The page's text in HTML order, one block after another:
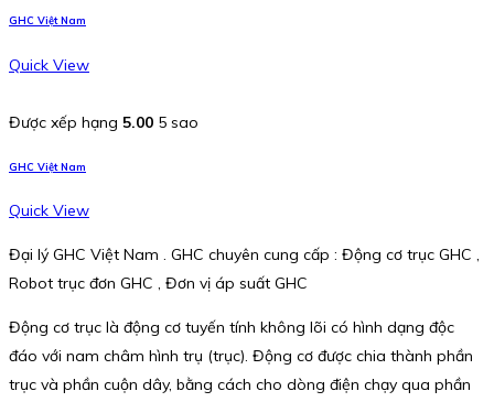
GHC Việt Nam
Quick View
Được xếp hạng 5.00 5 sao
GHC Việt Nam
Quick View
Đại lý GHC Việt Nam . GHC chuyên cung cấp : Động cơ trục GHC ,
Robot trục đơn GHC , Đơn vị áp suất GHC
Động cơ trục là động cơ tuyến tính không lõi có hình dạng độc
đáo với nam châm hình trụ (trục). Động cơ được chia thành phần
trục và phần cuộn dây, bằng cách cho dòng điện chạy qua phần